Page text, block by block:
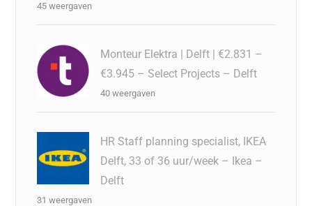
45 weergaven
Monteur Elektra | Delft | €2.831 –
€3.945 – Select Projects – Delft
40 weergaven
HR Staff planning specialist, IKEA
Delft, 33 of 36 uur/week – Ikea –
Delft
31 weergaven